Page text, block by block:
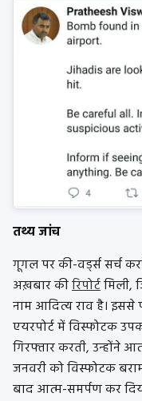
तथ्य जांच
गूगल पर की-वर्ड्स सर्च
अख़बार कीरिपोर्टमिली,
नाम आदित्य राव है।
एयरपोर्ट में विस्फोटक
गिरफ्तार करती, उन्होंने
जनवरी को विस्फोटक
बाद आत्म-समर्पण कर